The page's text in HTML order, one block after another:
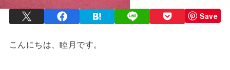
Save
こんにちは、睦月です。